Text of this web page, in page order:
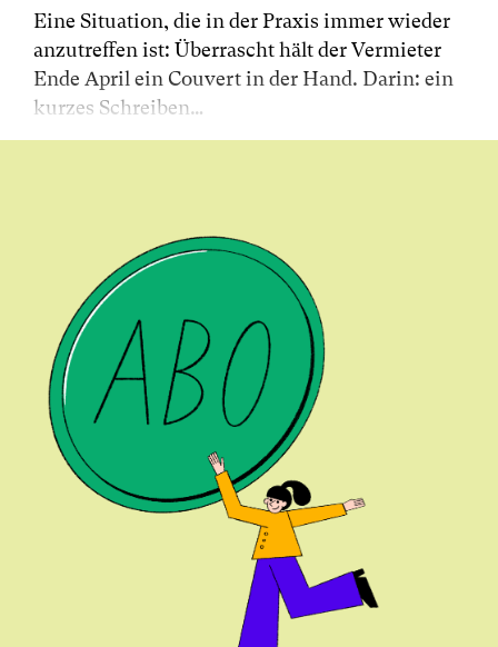
Eine Situation, die in der Praxis immer wieder
anzutreffen ist: Überrascht hält der Vermieter
Ende April ein Couvert in der Hand. Darin: ein
kurzes Schreiben…